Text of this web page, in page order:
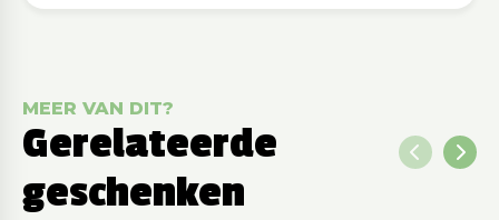
MEER VAN DIT?
Gerelateerde
geschenken